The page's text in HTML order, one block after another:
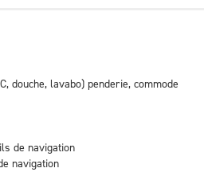
douche, lavabo) penderie, commode
de navigation
navigation